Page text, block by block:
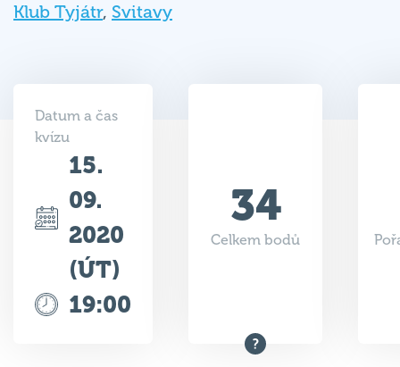
Klub Tyjátr, Svitavy
Datum a čas
kvízu
15.
09.
2020
(ÚT)
19:00
34
Celkem bodů